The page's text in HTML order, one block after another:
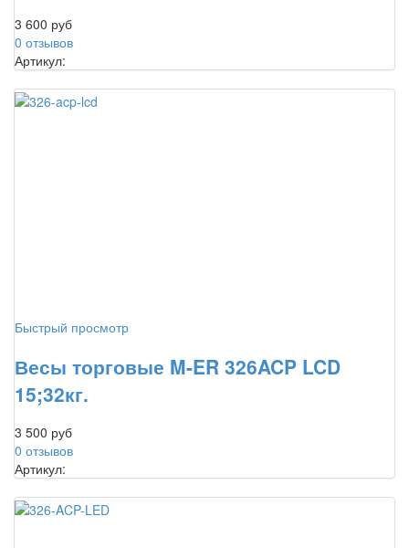
3 600 руб
0 отзывов
Артикул:
Быстрый просмотр
Весы торговые M-ER 326ACP LCD
15;32кг.
3 500 руб
0 отзывов
Артикул: